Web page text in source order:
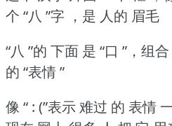
个 “八 ”字 ，是 人的 眉毛
“八 ”的 下面 是 “口 ”，组
的 “表情 ”
像 “ : (”表示 难过 的 表情